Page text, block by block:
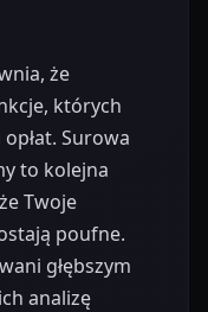
że
których
Surowa
to kolejna
Twoje
poufne.
głębszym
analizę